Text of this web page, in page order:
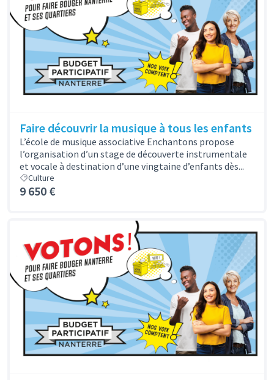
Faire découvrir la musique à tous les enfants
L’école de musique associative Enchantons propose
l’organisation d’un stage de découverte instrumentale
et vocale à destination d’une vingtaine d’enfants dès...
Culture
9 650 €